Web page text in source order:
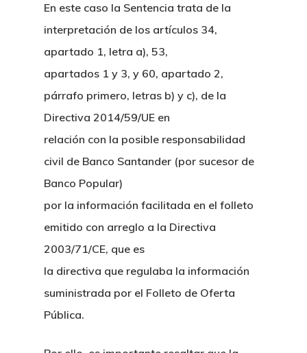
En este caso la Sentencia trata de la
interpretación de los artículos 34,
apartado 1, letra a), 53,
apartados 1 y 3, y 60, apartado 2,
párrafo primero, letras b) y c), de la
Directiva 2014/59/UE en
relación con la posible responsabilidad
civil de Banco Santander (por sucesor de
Banco Popular)
por la información facilitada en el folleto
emitido con arreglo a la Directiva
2003/71/CE, que es
la directiva que regulaba la información
suministrada por el Folleto de Oferta
Pública.
Inicio
Sentencias